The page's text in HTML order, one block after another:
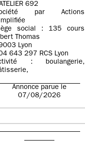
692
par Actions
social : 135 cours
Thomas
Lyon
643 297 RCS Lyon
: boulangerie,
Annonce parue le
07/08/2026